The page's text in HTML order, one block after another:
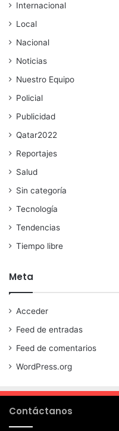
Internacional
Local
Nacional
Noticias
Nuestro Equipo
Policial
Publicidad
Qatar2022
Reportajes
Salud
Sin categoría
Tecnología
Tendencias
Tiempo libre
Meta
Acceder
Feed de entradas
Feed de comentarios
WordPress.org
Contáctanos